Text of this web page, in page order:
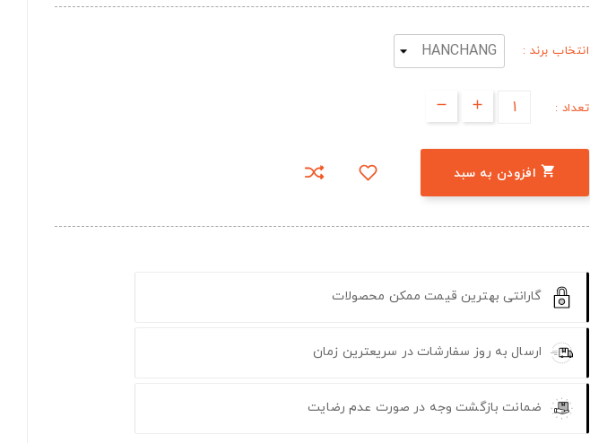
انتخاب برند :
تعداد :
 افزودن به سبد
گارانتی بهترین قیمت ممکن محصولات
ارسال به روز سفارشات در سریعترین زمان
ضمانت بازگشت وجه در صورت عدم رضایت